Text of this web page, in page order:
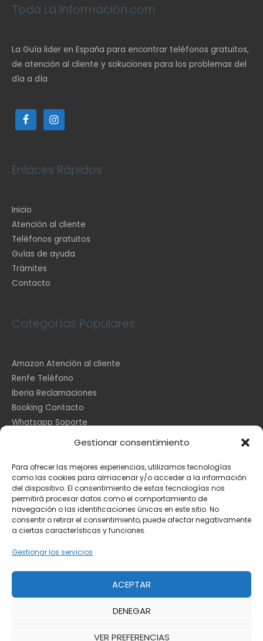
Gestionar consentimiento
Para ofrecer las mejores experiencias, utilizamos tecnologías
como las cookies para almacenar y/o acceder a la información
del dispositivo. El consentimiento de estas tecnologías nos
permitirá procesar datos como el comportamiento de
navegación o las identificaciones únicas en este sitio. No
consentir o retirar el consentimiento, puede afectar negativamente
a ciertas características y funciones.
Gestionar los servicios
ACEPTAR
DENEGAR
VER PREFERENCIAS
Toda La Información.com
La Guía lider en España para encontrar teléfonos gratuitos,
de atención al cliente y sokuciones para los problemas del
día a día
Enlaces Rápidos
Inicio
Atención al cliente
Teléfonos gratuitos
Guías de ayuda
Trámites
Contacto
Categorías Populares
Amazon Atención al cliente
Renfe Teléfono
Iberia Reclamaciones
Booking Contacto
Whatsapp Soporte
Información Legal
Aviso Legal
Toda la información